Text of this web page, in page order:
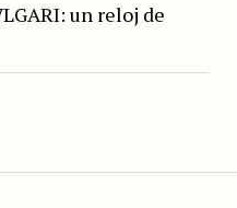
un reloj de